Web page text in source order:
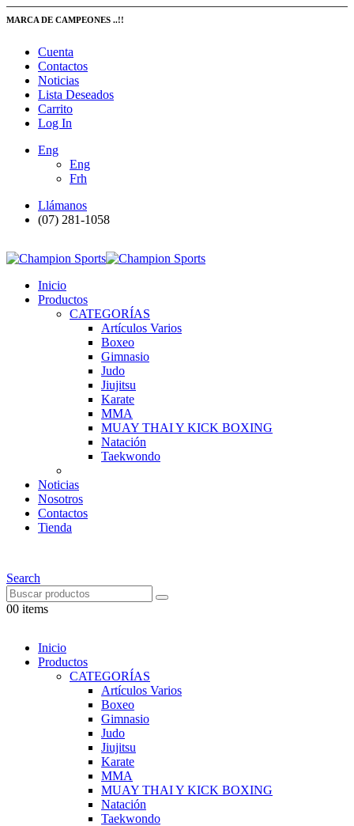
MARCA DE CAMPEONES ..!!
Cuenta
Contactos
Noticias
Lista Deseados
Carrito
Log In
Eng
Eng
Frh
Llámanos
(07) 281-1058
Inicio
Productos
CATEGORÍAS
Artículos Varios
Boxeo
Gimnasio
Judo
Jiujitsu
Karate
MMA
MUAY THAI Y KICK BOXING
Natación
Taekwondo
Noticias
Nosotros
Contactos
Tienda
Search
00 items
Inicio
Productos
CATEGORÍAS
Artículos Varios
Boxeo
Gimnasio
Judo
Jiujitsu
Karate
MMA
MUAY THAI Y KICK BOXING
Natación
Taekwondo